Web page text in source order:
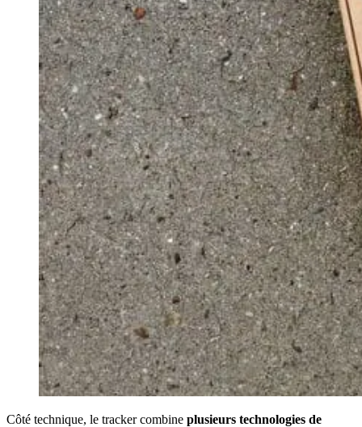
Côté technique, le tracker combine plusieurs technologies de